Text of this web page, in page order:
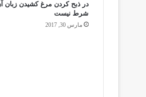
در ذبح كردن مرغ كشيدن زبان
شرط نيست
مارس 30, 2017